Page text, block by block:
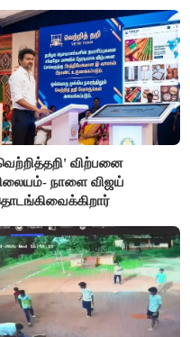
விற்பனை
நாளை விஜய்